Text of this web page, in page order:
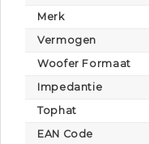
Merk
Vermogen
Woofer Formaat
Impedantie
Tophat
EAN Code